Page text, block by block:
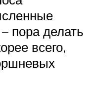
пора делать
всего,